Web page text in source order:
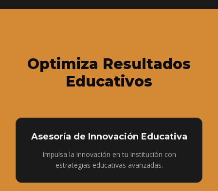
Optimiza Resultados
Educativos
Asesoría de Innovación Educativa
Impulsa la innovación en tu institución con
estrategias educativas avanzadas.